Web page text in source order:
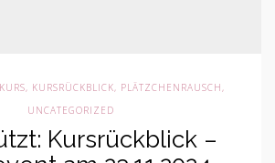
, KURSRÜCKBLICK, PLÄTZCHENRAUSCH,
UNCATEGORIZED
Kursrückblick –